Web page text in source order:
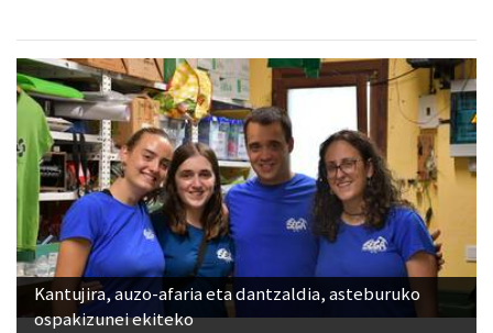
Kantujira, auzo-afaria eta dantzaldia, asteburuko
ospakizunei ekiteko